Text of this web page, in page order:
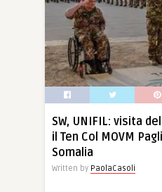
SW, UNIFIL: visita
il Ten Col MOVM
Somalia
Written by PaolaCasoli